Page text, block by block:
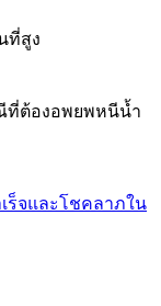
ที่สูง
ที่ต้องอพยพหนีน้ำ
ร็จและโชคลาภใน